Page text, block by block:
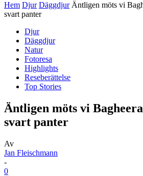
Hem Djur Däggdjur Äntligen möts vi
svart panter
Djur
Däggdjur
Natur
Fotoresa
Highlights
Reseberättelse
Top Stories
Äntligen möts vi
svart panter
Av
Jan Fleischmann
-
0